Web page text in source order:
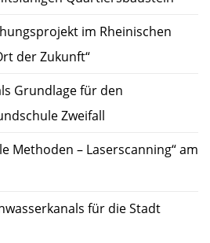
im Rheinischen
der Zukunft“
Grundlage für den
Zweifall
Methoden – Laserscanning“ am
für die Stadt